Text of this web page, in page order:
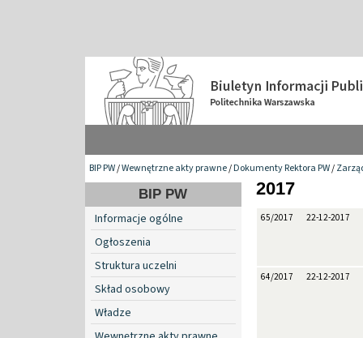
BIP PW/Wewnętrzne akty prawne/Dokumenty Rektora PW/
BIP PW
Informacje ogólne
Ogłoszenia
Struktura uczelni
Skład osobowy
Władze
2017
65/2017 22-12-2017
64/2017 22-12-2017